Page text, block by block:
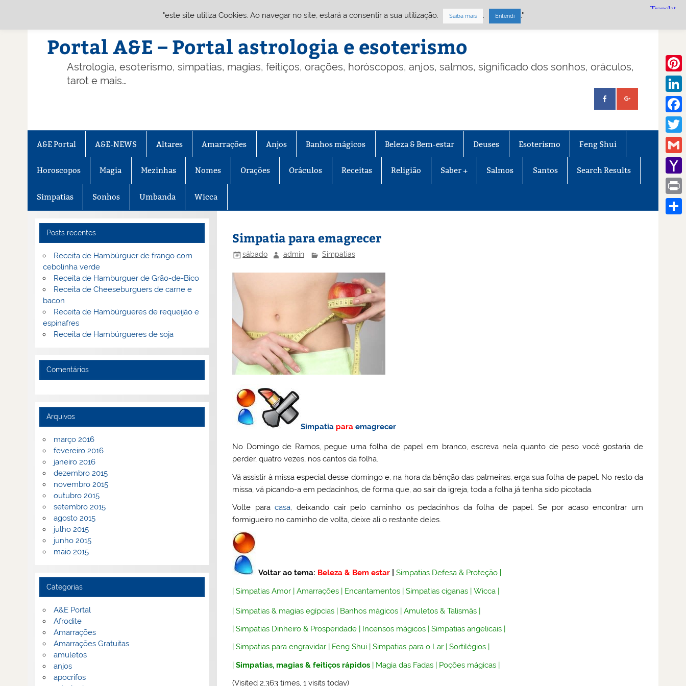
Portal A&E – Portal astrologia e esoterismo
Astrologia, esoterismo, simpatias, magias, feitiços, orações, horóscopos, anjos, salmos, significado dos sonhos, oráculos,
tarot e mais…
A&E Portal A&E-NEWS Altares Amarrações Anjos Banhos mágicos Beleza & Bem-estar Deuses Esoterismo Feng Shui
Horoscopos Magia Mezinhas Nomes Orações Oráculos Receitas Religião Saber + Salmos Santos Search Results
Simpatias Sonhos Umbanda Wicca
Simpatia para emagrecer
sábado admin Simpatias
Simpatia paraemagrecer
No Domingo de Ramos, pegue uma folha de papel em branco, escreva nela quanto de peso você gostaria de
perder, quatro vezes, nos cantos da folha.
Vá assistir à missa especial desse domingo e, na hora da bênção das palmeiras, erga sua folha de papel. No resto da
missa, vá picando-a em pedacinhos, de forma que, ao sair da igreja, toda a folha já tenha sido picotada.
Volte paracasa, deixando cair pelo caminho os pedacinhos da folha de papel. Se por acaso encontrar um
formigueiro no caminho de volta, deixe ali o restante deles.
Voltar ao tema: Beleza & Bem estar |Simpatias Defesa & Proteção
|Simpatias Amor |Amarrações | Encantamentos |Simpatias ciganas |Wicca |
|Simpatias & magias egípcias | Banhos mágicos |Amuletos & Talismãs |
|Simpatias Dinheiro & Prosperidade | Incensos mágicos |Simpatias angelicais |
|Simpatias para engravidar Feng Shui |Simpatias para o Lar |Sortilégios
|Simpatias, magias & feitiços rápidos | Magia das Fadas | Poções mágicas |
(Visited 2.363 times, 1 visits today)
Posts recentes
Receita de Hambúrguer de frango com
cebolinha verde
Receita de Hamburguer de Grão-de-Bico
Receita de Cheeseburguers de carne e
bacon
Receita de Hambúrgueres de requeijão e
espinafres
Receita de Hambúrgueres de soja
Comentários
Arquivos
março 2016
fevereiro 2016
janeiro 2016
dezembro 2015
novembro 2015
outubro 2015
setembro 2015
agosto 2015
julho 2015
junho 2015
maio 2015
Categorias
A&E Portal
Afrodite
Amarrações
Amarrações Gratuitas
amuletos
anjos
apocrifos
Gmail
Mail
Print
"este site utiliza Cookies. Ao navegar no site, estará a consentir a sua utilização. Saiba mais . Entendi ."